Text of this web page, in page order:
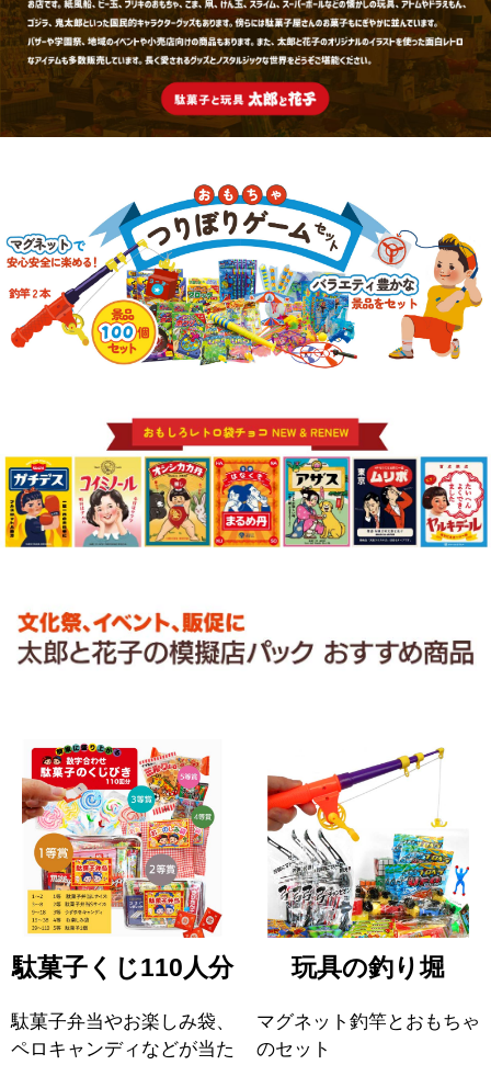
駄菓子くじ110人分
駄菓子弁当やお楽しみ袋、
ペロキャンディなどが当た
玩具の釣り堀
マグネット釣竿とおもちゃ
のセット